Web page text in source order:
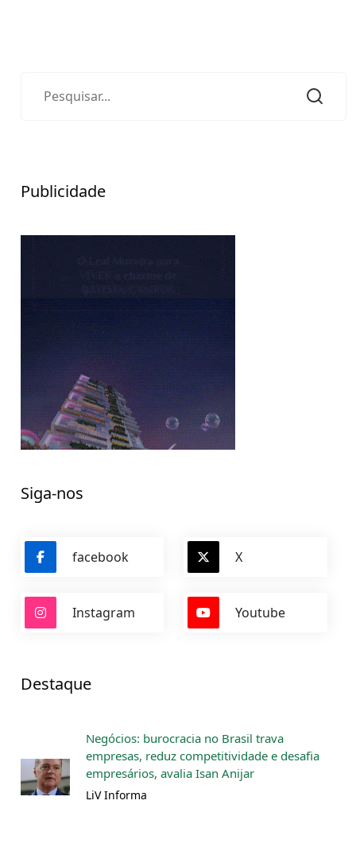
Publicidade
Siga-nos
facebook X
Instagram Youtube
Destaque
Negócios: burocracia no Brasil trava
empresas, reduz competitividade e desafia
empresários, avalia Isan Anijar
LiV Informa